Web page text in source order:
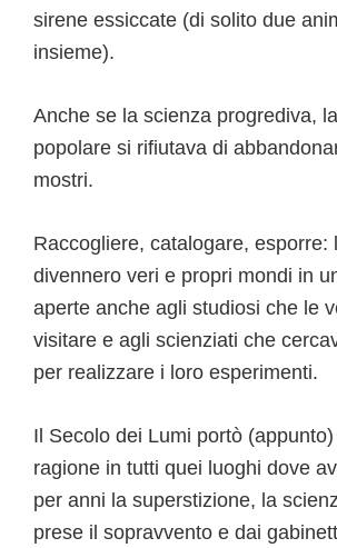
sirene essiccate (di solito due
insieme).
Anche se la scienza progrediva,
popolare si rifiutava di
mostri.
Raccogliere, catalogare, esporre:
divennero veri e propri mondi in
aperte anche agli studiosi che le
visitare e agli scienziati che
per realizzare i loro esperimenti.
Il Secolo dei Lumi portò
ragione in tutti quei luoghi dove
per anni la superstizione, la
prese il sopravvento e dai